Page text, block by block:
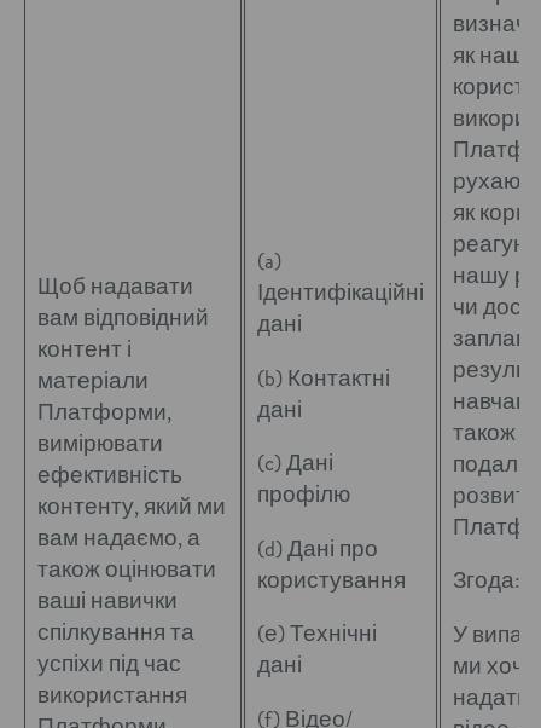
Щоб надавати
вам відповідний
контент і
матеріали
Платформи,
вимірювати
ефективність
контенту, який ми
вам надаємо, а
також оцінювати
ваші навички
спілкування та
успіхи під час
використання
(a)
Ідентифікаційні
дані
(b) Контактні
дані
(c) Дані
профілю
(d) Дані про
користування
(е) Технічні
дані
(f) Відео/
як наші
як
нашу
чи
також
Згода:
У
ми
надати